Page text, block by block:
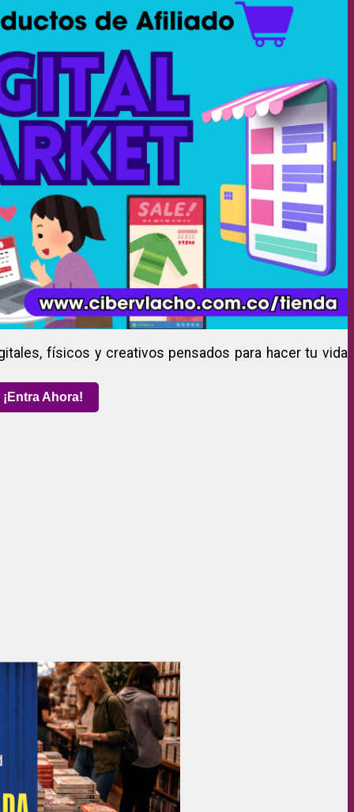
físicos y creativos pensados para hacer tu vida
¡Entra Ahora!